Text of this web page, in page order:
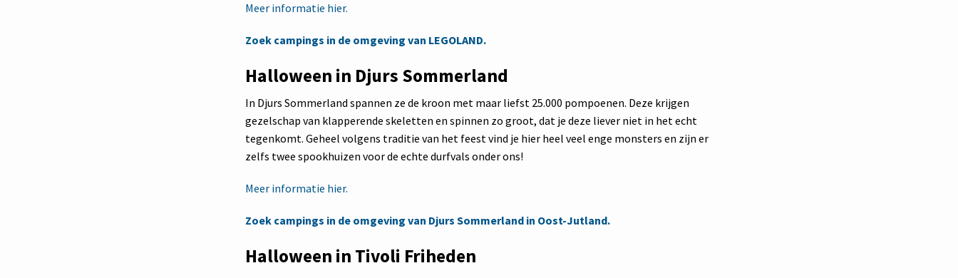
Meer informatie hier.
Zoek campings in de omgeving van LEGOLAND.
Halloween in Djurs Sommerland
In Djurs Sommerland spannen ze de kroon met maar liefst 25.000 pompoenen. Deze krijgen
gezelschap van klapperende skeletten en spinnen zo groot, dat je deze liever niet in het echt
tegenkomt. Geheel volgens traditie van het feest vind je hier heel veel enge monsters en zijn er
zelfs twee spookhuizen voor de echte durfvals onder ons!
Meer informatie hier.
Zoek campings in de omgeving van Djurs Sommerland in Oost-Jutland.
Halloween in Tivoli Friheden